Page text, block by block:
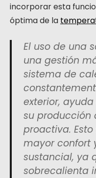
incorporar esta
óptima de la
El uso de una
una gestión
sistema de
exterior,
su producción
proactiva.
mayor confort
sustancial, ya
sobrecalienta